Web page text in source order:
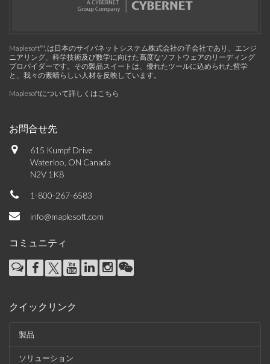
Maplesoft™, は日本のサイバネットシステム株式会社の子会社であり、エンジ
ニアリング、科学技術及び数学に向けた高度なソフトウェアのリーディング
プロバイダーです。その製品スイートは、優れたツールに込められた哲学
と、我々の素晴らしい人材を反映しています。
Maplesoftについて詳しくはこちら
お問合せ先
615 Kumpf Drive
Waterloo, ON Canada
N2V 1K8
1-800-267-6583
info@maplesoft.com
コミュニティ
クイックリンク
製品
ソリューション